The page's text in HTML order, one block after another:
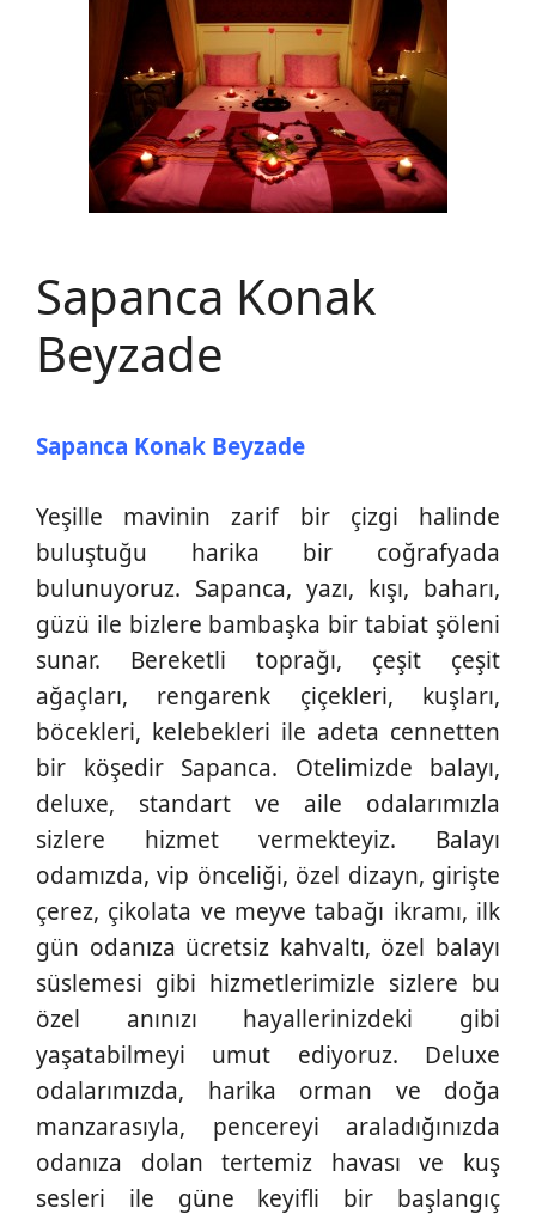
Sapanca Konak
Beyzade
Sapanca Konak Beyzade
Yeşille mavinin zarif bir çizgi halinde
buluştuğu harika bir coğrafyada
bulunuyoruz. Sapanca, yazı, kışı, baharı,
güzü ile bizlere bambaşka bir tabiat şöleni
sunar. Bereketli toprağı, çeşit çeşit
ağaçları, rengarenk çiçekleri, kuşları,
böcekleri, kelebekleri ile adeta cennetten
bir köşedir Sapanca. Otelimizde balayı,
deluxe, standart ve aile odalarımızla
sizlere hizmet vermekteyiz. Balayı
odamızda, vip önceliği, özel dizayn, girişte
çerez, çikolata ve meyve tabağı ikramı, ilk
gün odanıza ücretsiz kahvaltı, özel balayı
süslemesi gibi hizmetlerimizle sizlere bu
özel anınızı hayallerinizdeki gibi
yaşatabilmeyi umut ediyoruz. Deluxe
odalarımızda, harika orman ve doğa
manzarasıyla, pencereyi araladığınızda
odanıza dolan tertemiz havası ve kuş
sesleri ile güne keyifli bir başlangıç